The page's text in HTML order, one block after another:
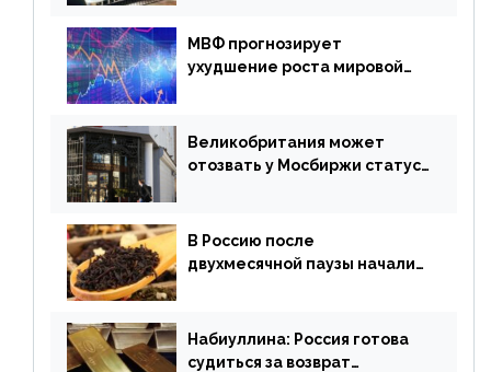
МВФ прогнозирует
ухудшение роста мировой
апреля
Великобритания может
отозвать у Мосбиржи статус
В Россию после
двухмесячной паузы начали
Набиуллина: Россия готова
судиться за возврат